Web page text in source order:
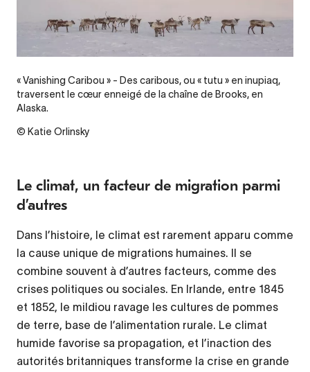
« Vanishing Caribou » - Des caribous, ou « tutu » en inupiaq,
traversent le cœur enneigé de la chaîne de Brooks, en
Alaska.
© Katie Orlinsky
Le climat, un facteur de migration parmi
d’autres
Dans l’histoire, le climat est rarement apparu comme
la cause unique de migrations humaines. Il se
combine souvent à d’autres facteurs, comme des
crises politiques ou sociales. En Irlande, entre 1845
et 1852, le mildiou ravage les cultures de pommes
de terre, base de l’alimentation rurale. Le climat
humide favorise sa propagation, et l’inaction des
autorités britanniques transforme la crise en grande